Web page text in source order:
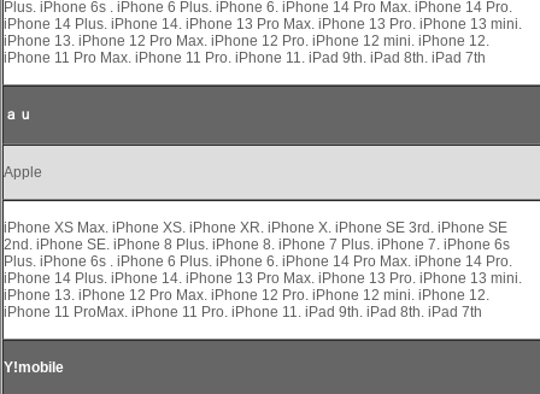
Plus. iPhone 6s . iPhone 6 Plus. iPhone 6. iPhone 14 Pro Max. iPhone 14 Pro.
iPhone 14 Plus. iPhone 14. iPhone 13 Pro Max. iPhone 13 Pro. iPhone 13 mini.
iPhone 13. iPhone 12 Pro Max. iPhone 12 Pro. iPhone 12 mini. iPhone 12.
iPhone 11 Pro Max. iPhone 11 Pro. iPhone 11. iPad 9th. iPad 8th. iPad 7th
ａｕ
Apple
iPhone XS Max. iPhone XS. iPhone XR. iPhone X. iPhone SE 3rd. iPhone SE
2nd. iPhone SE. iPhone 8 Plus. iPhone 8. iPhone 7 Plus. iPhone 7. iPhone 6s
Plus. iPhone 6s . iPhone 6 Plus. iPhone 6. iPhone 14 Pro Max. iPhone 14 Pro.
iPhone 14 Plus. iPhone 14. iPhone 13 Pro Max. iPhone 13 Pro. iPhone 13 mini.
iPhone 13. iPhone 12 Pro Max. iPhone 12 Pro. iPhone 12 mini. iPhone 12.
iPhone 11 ProMax. iPhone 11 Pro. iPhone 11. iPad 9th. iPad 8th. iPad 7th
Y!mobile